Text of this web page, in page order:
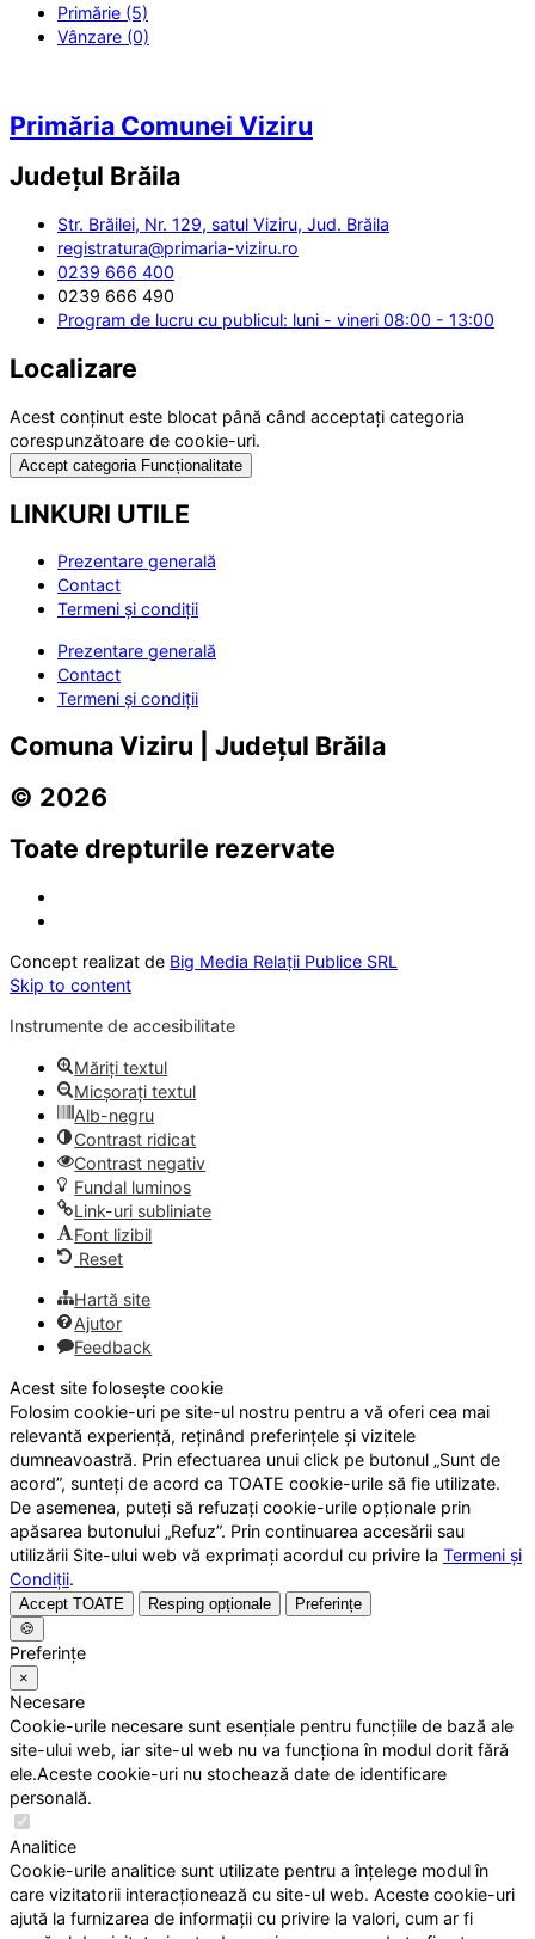
Primărie (5)
Vânzare (0)
Primăria Comunei Viziru
Județul Brăila
Str. Brăilei, Nr. 129, satul Viziru, Jud. Brăila
registratura@primaria-viziru.ro
0239 666 400
0239 666 490
Program de lucru cu publicul: luni - vineri 08:00 - 13:00
Localizare
Acest conținut este blocat până când acceptați categoria
corespunzătoare de cookie-uri.
Accept categoria Funcționalitate
LINKURI UTILE
Prezentare generală
Contact
Termeni și condiții
Prezentare generală
Contact
Termeni și condiții
Comuna Viziru | Județul Brăila
© 2026
Toate drepturile rezervate
Concept realizat de Big Media Relații Publice SRL
Skip to content
Instrumente de accesibilitate
Măriți textul
Micșorați textul
Alb-negru
Contrast ridicat
Contrast negativ
Fundal luminos
Link-uri subliniate
Font lizibil
Reset
Hartă site
Ajutor
Feedback
Acest site folosește cookie
Folosim cookie-uri pe site-ul nostru pentru a vă oferi cea mai
relevantă experiență, reținând preferințele și vizitele
dumneavoastră. Prin efectuarea unui click pe butonul „Sunt de
acord”, sunteți de acord ca TOATE cookie-urile să fie utilizate.
De asemenea, puteți să refuzați cookie-urile opționale prin
apăsarea butonului „Refuz”. Prin continuarea accesării sau
utilizării Site-ului web vă exprimați acordul cu privire la Termeni și
Condiții.
Accept TOATE Resping opționale
Preferințe
🍪
Preferințe
×
Necesare
Cookie-urile necesare sunt esențiale pentru funcțiile de bază ale
site-ului web, iar site-ul web nu va funcționa în modul dorit fără
ele.Aceste cookie-uri nu stochează date de identificare
personală.
Analitice
Cookie-urile analitice sunt utilizate pentru a înțelege modul în
care vizitatorii interacționează cu site-ul web. Aceste cookie-uri
ajută la furnizarea de informații cu privire la valori, cum ar fi